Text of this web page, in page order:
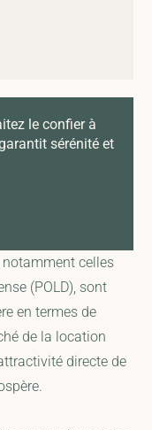
le confier à
sérénité et
celles
(POLD), sont
en termes de
de la location
directe de